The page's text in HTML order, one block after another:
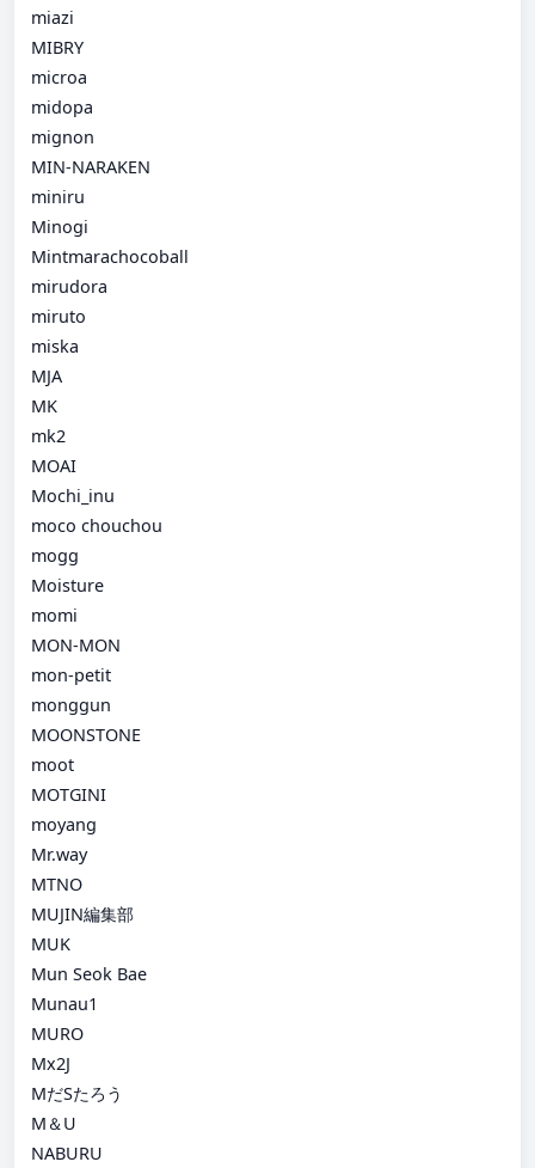
miazi
MIBRY
microa
midopa
mignon
MIN-NARAKEN
miniru
Minogi
Mintmarachocoball
mirudora
miruto
miska
MJA
MK
mk2
MOAI
Mochi_inu
moco chouchou
mogg
Moisture
momi
MON-MON
mon-petit
monggun
MOONSTONE
moot
MOTGINI
moyang
Mr.way
MTNO
MUJIN編集部
MUK
Mun Seok Bae
Munau1
MURO
Mx2J
MだSたろう
M＆U
NABURU